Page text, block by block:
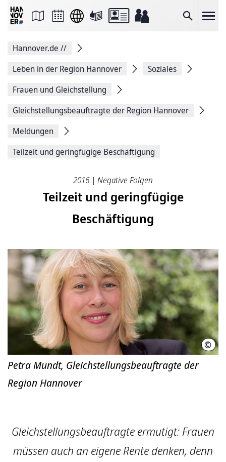
Suche
Seite
Facebook
teilen
Seitenlink
Seite
Hannover.de //
Leben in der Region Hannover
Soziales
Frauen und Gleichstellung
Gleichstellungsbeauftragte der Region Hannover
Meldungen
Teilzeit und geringfügige Beschäftigung
2016 | Negative Folgen
Teilzeit und geringfügige
Beschäftigung
©
Petra Mundt, Gleichstellungsbeauftragte der
Region Hannover
Gleichstellungsbeauftragte ermutigt: Frauen
müssen auch an eigene Rente denken, denn